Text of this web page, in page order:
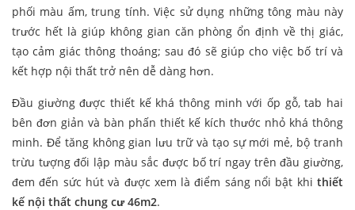
phối màu ấm, trung tính. Việc sử dụng những tông màu này
trước hết là giúp không gian căn phòng ổn định về thị giác,
tạo cảm giác thông thoáng; sau đó sẽ giúp cho việc bố trí và
kết hợp nội thất trở nên dễ dàng hơn.
Đầu giường được thiết kế khá thông minh với ốp gỗ, tab hai
bên đơn giản và bàn phấn thiết kế kích thước nhỏ khá thông
minh. Để tăng không gian lưu trữ và tạo sự mới mẻ, bộ tranh
trừu tượng đối lập màu sắc được bố trí ngay trên đầu giường,
đem đến sức hút và được xem là điểm sáng nổi bật khi thiết
kế nội thất chung cư 46m2.